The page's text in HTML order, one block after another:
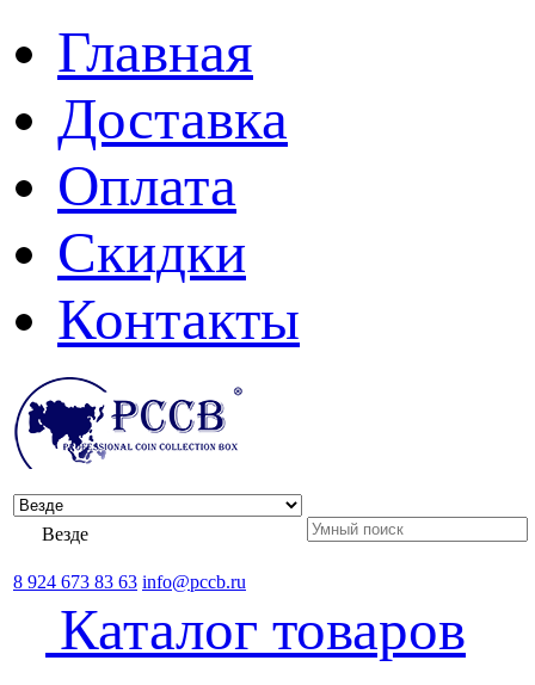
Главная
Доставка
Оплата
Скидки
Контакты
Везде
8 924 673 83 63 info@pccb.ru
Каталог товаров